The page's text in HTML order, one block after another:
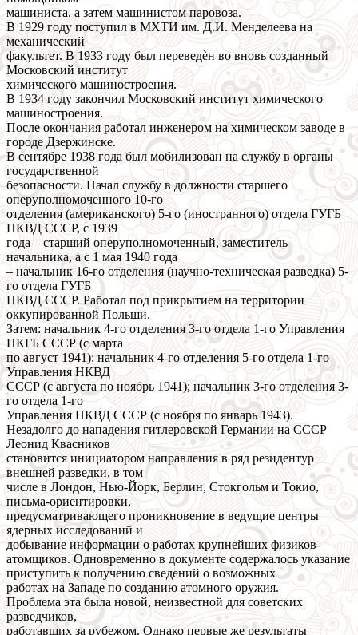
машиниста, а затем машинистом паровоза.
В 1929 году поступил в МХТИ им. Д.И. Менделеева на
механический
факультет. В 1933 году был переведѐн во вновь созданный
Московский институт
химического машиностроения.
В 1934 году закончил Московский институт химического
машиностроения.
После окончания работал инженером на химическом заводе в
городе Дзержинске.
В сентябре 1938 года был мобилизован на службу в органы
государственной
безопасности. Начал службу в должности старшего
оперуполномоченного 10-го
отделения (американского) 5-го (иностранного) отдела ГУГБ
НКВД СССР, с 1939
года – старший оперуполномоченный, заместитель
начальника, а с 1 мая 1940 года
– начальник 16-го отделения (научно-техническая разведка) 5-
го отдела ГУГБ
НКВД СССР. Работал под прикрытием на территории
оккупированной Польши.
Затем: начальник 4-го отделения 3-го отдела 1-го Управления
НКГБ СССР (с марта
по август 1941); начальник 4-го отделения 5-го отдела 1-го
Управления НКВД
СССР (с августа по ноябрь 1941); начальник 3-го отделения 3-
го отдела 1-го
Управления НКВД СССР (с ноября по январь 1943).
Незадолго до нападения гитлеровской Германии на СССР
Леонид Квасников
становится инициатором направления в ряд резидентур
внешней разведки, в том
числе в Лондон, Нью-Йорк, Берлин, Стокгольм и Токио,
письма-ориентировки,
предусматривающего проникновение в ведущие центры
ядерных исследований и
добывание информации о работах крупнейших физиков-
атомщиков. Одновременно в документе содержалось указание
приступить к получению сведений о возможных
работах на Западе по созданию атомного оружия.
Проблема эта была новой, неизвестной для советских
разведчиков,
работавших за рубежом. Однако первые же результаты